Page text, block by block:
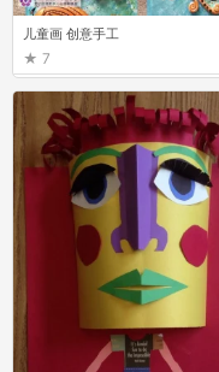
儿童画 创意手工
7